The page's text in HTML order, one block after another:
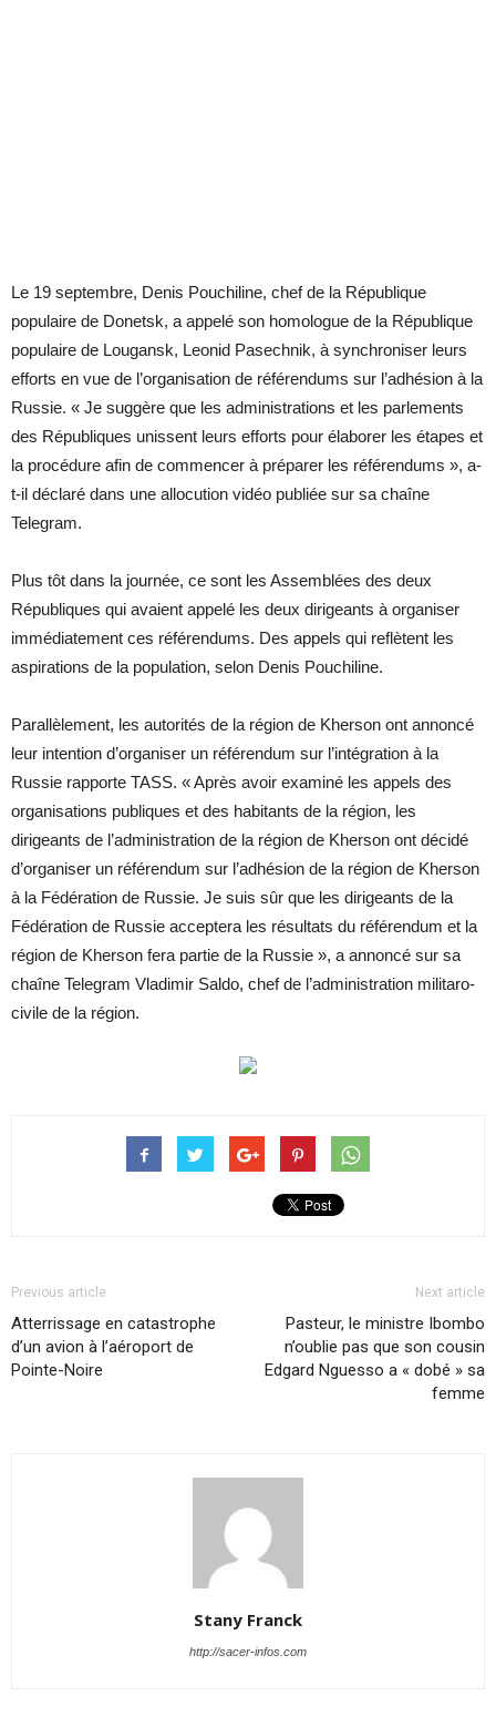
Le 19 septembre, Denis Pouchiline, chef de la République
populaire de Donetsk, a appelé son homologue de la République
populaire de Lougansk, Leonid Pasechnik, à synchroniser leurs
efforts en vue de l’organisation de référendums sur l’adhésion à la
Russie. « Je suggère que les administrations et les parlements
des Républiques unissent leurs efforts pour élaborer les étapes et
la procédure afin de commencer à préparer les référendums », a-
t-il déclaré dans une allocution vidéo publiée sur sa chaîne
Telegram.
Plus tôt dans la journée, ce sont les Assemblées des deux
Républiques qui avaient appelé les deux dirigeants à organiser
immédiatement ces référendums. Des appels qui reflètent les
aspirations de la population, selon Denis Pouchiline.
Parallèlement, les autorités de la région de Kherson ont annoncé
leur intention d’organiser un référendum sur l’intégration à la
Russie rapporte TASS. « Après avoir examiné les appels des
organisations publiques et des habitants de la région, les
dirigeants de l’administration de la région de Kherson ont décidé
d’organiser un référendum sur l’adhésion de la région de Kherson
à la Fédération de Russie. Je suis sûr que les dirigeants de la
Fédération de Russie acceptera les résultats du référendum et la
région de Kherson fera partie de la Russie », a annoncé sur sa
chaîne Telegram Vladimir Saldo, chef de l’administration militaro-
civile de la région.
Previous article
Atterrissage en catastrophe
d’un avion à l’aéroport de
Pointe-Noire
Next article
Pasteur, le ministre Ibombo
n’oublie pas que son cousin
Edgard Nguesso a « dobé » sa
femme
Stany Franck
http://sacer-infos.com